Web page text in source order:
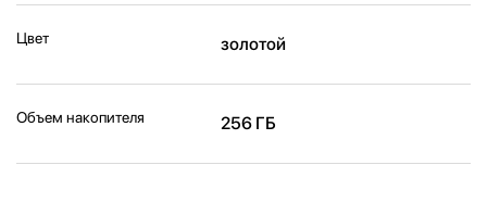
Цвет золотой
Объем накопителя 256 ГБ